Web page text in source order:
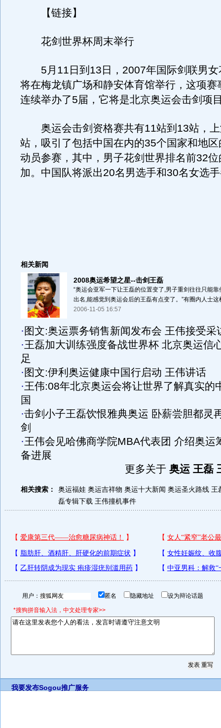
【链接】
花剑世界杯周末举行
5月11日到13日，2007年国际剑联男女
将在梅龙镇广场和静安体育馆举行，这项赛
连续举办了5届，它将是北京奥运会击剑项
奥运会击剑资格赛共有11站到13站，上
站，吸引了包括中国在内的35个国家和地
动员参赛，其中，男子花剑世界排名前32
加。中国队将派出20名男选手和30名女选
相关新闻
2008奥运希望之星--击剑王磊
“奥运会亚军一下让王磊的位置变了,男子重剑往往只能
出名,能感觉到奥运会后的王磊有点变了。”有圈内人士这
2006-11-05 16:57
· 图文:奥运票务销售新闻发布会 王伟接受采
·王磊加大训练强度备战世界杯 北京奥运信
足
· 图文:伊利奥运健康中国行启动 王伟讲话
·王伟:08年北京奥运会将让世界了解真实的
国
·击剑小子王磊饮恨雅典奥运 卧薪尝胆都灵
剑
·王伟会见哈佛商学院MBA代表团 介绍奥运
备进展
更多关于 奥运 王磊
相关搜索： 奥运福娃 奥运吉祥物 奥运十大新闻 奥运圣火路线 王
磊专辑下载 王伟撞机事件
用户： 匿名 隐藏地址 设为辩论话题
*搜狗拼音输入法，中文处理专家>>
我要发布Sogou推广服务